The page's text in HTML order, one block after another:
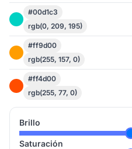
#00d1c3
rgb(0, 209, 195)
#ff9d00
rgb(255, 157, 0)
#ff4d00
rgb(255, 77, 0)
Brillo
Saturación